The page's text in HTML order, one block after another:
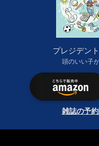
プレジデン
頭のいい子
雑誌の予